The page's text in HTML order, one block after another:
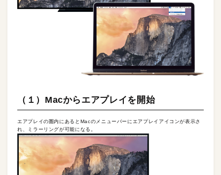
（１）Macからエアプレイを開始
エアプレイの圏内にあるとMacのメニューバーにエアプレイアイコンが表示さ
れ、ミラーリングが可能になる。